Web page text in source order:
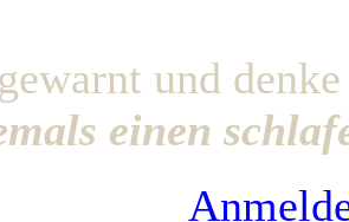
und
einen